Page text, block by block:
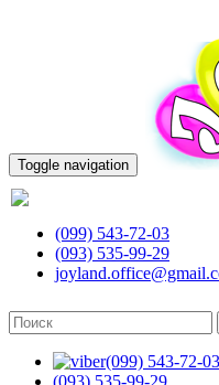
Toggle navigation
(099) 543-72-03
(093) 535-99-29
(099) 543-72-03
(093) 535-99-29